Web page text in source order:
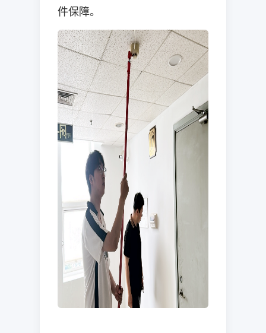
件保障。